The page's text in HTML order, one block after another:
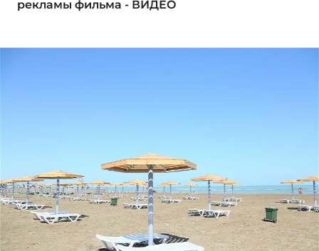
рекламы фильма - ВИДЕО